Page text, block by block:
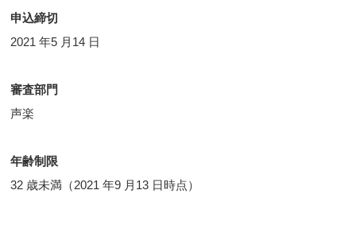
申込締切
2021 年5 月14 日
審査部門
声楽
年齢制限
32 歳未満（2021 年9 月13 日時点）